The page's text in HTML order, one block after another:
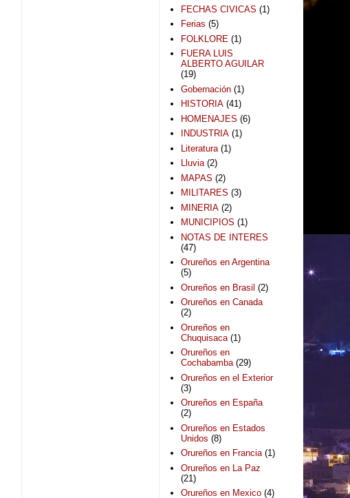
FECHAS CIVICAS (1)
Ferias (5)
FOLKLORE (1)
FUERA LUIS
ALBERTO AGUILAR
(19)
Gobernación (1)
HISTORIA (41)
HOMENAJES (6)
INDUSTRIA (1)
Literatura (1)
Lluvia (2)
MAPAS (2)
MILITARES (3)
MINERIA (2)
MUNICIPIOS (1)
NOTAS DE INTERES
(47)
Orureños en Argentina
(5)
Orureños en Brasil (2)
Orureños en Canada
(2)
Orureños en
Chuquisaca (1)
Orureños en
Cochabamba (29)
Orureños en el Exterior
(3)
Orureños en España
(2)
Orureños en Estados
Unidos (8)
Orureños en Francia (1)
Orureños en La Paz
(21)
Orureños en Mexico (4)